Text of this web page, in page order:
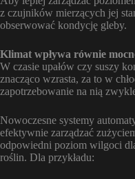
z czujników mierzących jej
obserwować kondycję gleby.
Klimat wpływa równie
W czasie upałów czy suszy
znacząco wzrasta, za to w
zapotrzebowanie na nią
Nowoczesne systemy
efektywnie zarządzać
odpowiedni poziom wilgoci
roślin. Dla przykładu: